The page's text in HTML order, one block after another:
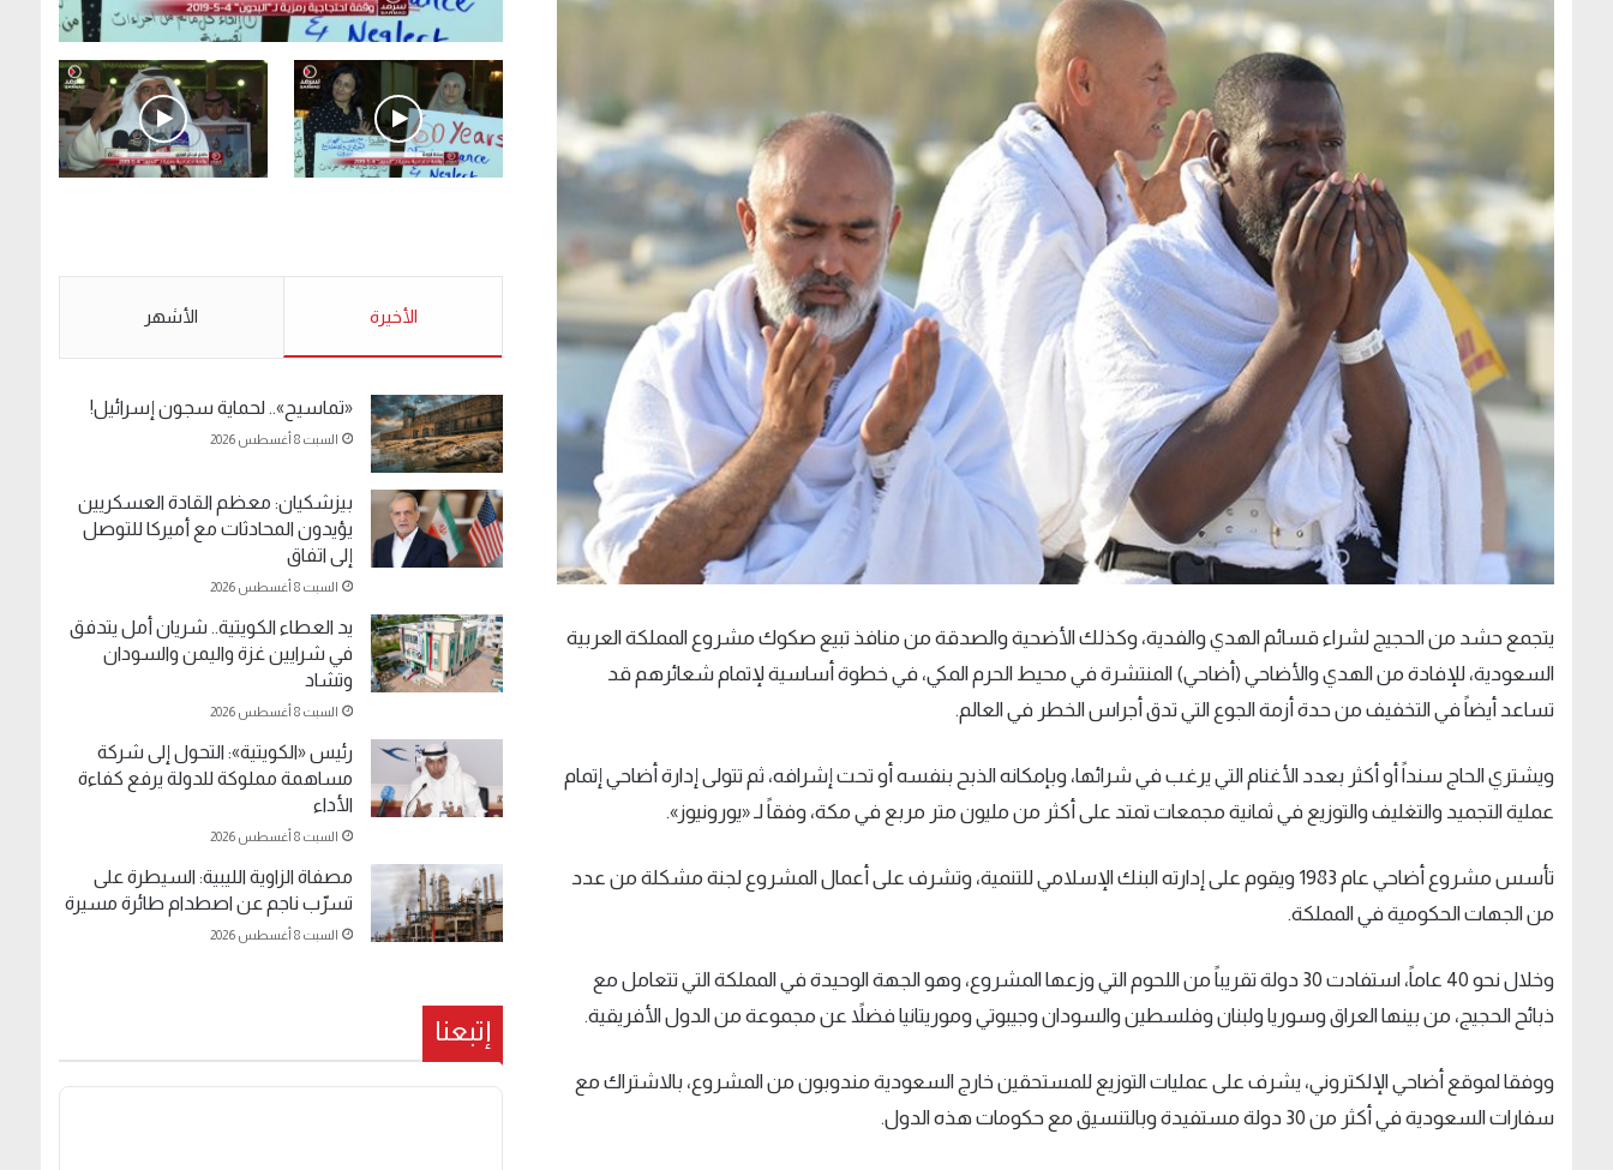
يتجمع حشد من الحجيج لشراء قسائم الهدي والفدية، وكذلك الأضحية والصدقة من منافذ تبيع صكوك مشروع المملكة العربية
السعودية، للإفادة من الهدي والأضاحي (أضاحي) المنتشرة في محيط الحرم المكي، في خطوة أساسية لإتمام شعائرهم قد
تساعد أيضاً في التخفيف من حدة أزمة الجوع التي تدق أجراس الخطر في العالم.
ويشتري الحاج سنداً أو أكثر بعدد الأغنام التي يرغب في شرائها، وبإمكانه الذبح بنفسه أو تحت إشرافه، ثم تتولى إدارة أضاحي إتمام
عملية التجميد والتغليف والتوزيع في ثمانية مجمعات تمتد على أكثر من مليون متر مربع في مكة، وفقاً لـ «يورونيوز».
تأسس مشروع أضاحي عام 1983 ويقوم على إدارته البنك الإسلامي للتنمية، وتشرف على أعمال المشروع لجنة مشكلة من عدد
من الجهات الحكومية في المملكة.
وخلال نحو 40 عاماً، استفادت 30 دولة تقريباً من اللحوم التي وزعها المشروع، وهو الجهة الوحيدة في المملكة التي تتعامل مع
ذبائح الحجيج، من بينها العراق وسوريا ولبنان وفلسطين والسودان وجيبوتي وموريتانيا فضلاً عن مجموعة من الدول الأفريقية.
ووفقا لموقع أضاحي الإلكتروني، يشرف على عمليات التوزيع للمستحقين خارج السعودية مندوبون من المشروع، بالاشتراك مع
سفارات السعودية في أكثر من 30 دولة مستفيدة وبالتنسيق مع حكومات هذه الدول.
.وقفة احتجاجية رمزية لـ”#البدون” في ساحة الإرادة
الأحد 5 مايو 2019
مخدرات يعني ولا خمر؟!.
الأخيرة الأشهر
«تماسيح».. لحماية سجون إسرائيل!
السبت 8 أغسطس 2026
بيزشكيان: معظم القادة العسكريين
يؤيدون المحادثات مع أميركا للتوصل
إلى اتفاق
السبت 8 أغسطس 2026
يد العطاء الكويتية.. شريان أمل يتدفق
في شرايين غزة واليمن والسودان
وتشاد
السبت 8 أغسطس 2026
رئيس «الكويتية»: التحول إلى شركة
مساهمة مملوكة للدولة يرفع كفاءة
الأداء
السبت 8 أغسطس 2026
مصفاة الزاوية الليبية: السيطرة على
تسرّب ناجم عن اصطدام طائرة مسيرة
السبت 8 أغسطس 2026
إتبعنا